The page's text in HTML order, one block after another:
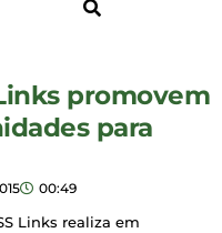
promovem
para
00:49
Links realiza em